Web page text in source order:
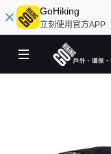
GoHiking
立刻使用官方APP